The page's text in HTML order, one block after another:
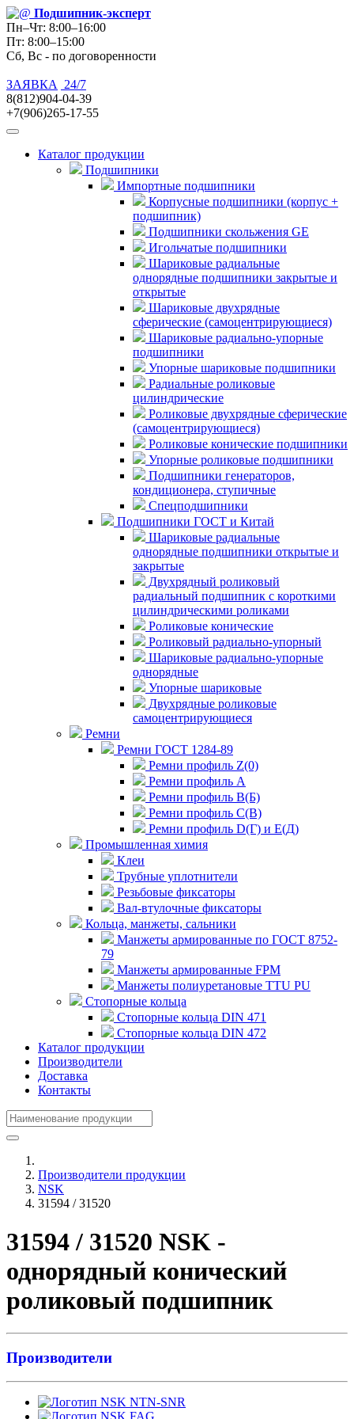
Подшипник-эксперт
Пн–Чт: 8:00–16:00
Пт: 8:00–15:00
Сб, Вс - по договоренности
ЗАЯВКА
24/7
8(812)904-04-39
+7(906)265-17-55
Каталог продукции
Подшипники
Импортные подшипники
Корпусные подшипники (корпус +
подшипник)
Подшипники скольжения GE
Игольчатые подшипники
Шариковые радиальные
однорядные подшипники закрытые и
открытые
Шариковые двухрядные
сферические (самоцентрирующиеся)
Шариковые радиально-упорные
подшипники
Упорные шариковые подшипники
Радиальные роликовые
цилиндрические
Роликовые двухрядные сферические
(самоцентрирующиеся)
Роликовые конические подшипники
Упорные роликовые подшипники
Подшипники генераторов,
кондиционера, ступичные
Спецподшипники
Подшипники ГОСТ и Китай
Шариковые радиальные
однорядные подшипники открытые и
закрытые
Двухрядный роликовый
радиальный подшипник с короткими
цилиндрическими роликами
Роликовые конические
Роликовый радиально-упорный
Шариковые радиально-упорные
однорядные
Упорные шариковые
Двухрядные роликовые
самоцентрирующиеся
Ремни
Ремни ГОСТ 1284-89
Ремни профиль Z(0)
Ремни профиль А
Ремни профиль В(Б)
Ремни профиль С(В)
Ремни профиль D(Г) и E(Д)
Промышленная химия
Клеи
Трубные уплотнители
Резьбовые фиксаторы
Вал-втулочные фиксаторы
Кольца, манжеты, сальники
Манжеты армированные по ГОСТ 8752-
79
Манжеты армированные FPM
Манжеты полиуретановые TTU PU
Стопорные кольца
Стопорные кольца DIN 471
Стопорные кольца DIN 472
Каталог продукции
Производители
Доставка
Контакты
Производители продукции
NSK
31594 / 31520
31594 / 31520 NSK -
однорядный конический
роликовый подшипник
Производители
NTN-SNR